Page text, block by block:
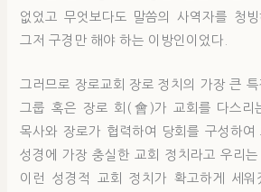
없었고 무엇보다도 말씀의 사역자를 청
그저 구경만 해야 하는 이방인이었다.
그러므로 장로교회 장로 정치의 가장 큰
그룹 혹은 장로 회(會)가 교회를 다스리
목사와 장로가 협력하여 당회를 구성하여
성경에 가장 충실한 교회 정치라고 우리
이런 성경적 교회 정치가 확고하게 세워